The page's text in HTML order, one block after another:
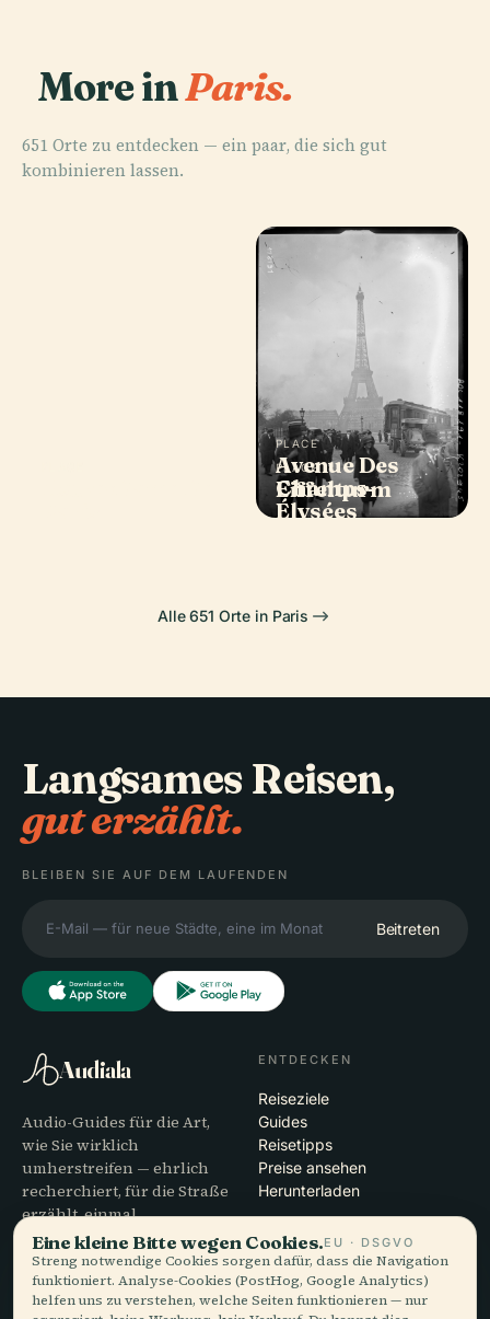
More inParis.
651 Orte zu entdecken — ein paar, die sich gut
kombinieren lassen.
PLACE
Eiffelturm
PLACE
Avenue Des
Champs-
Élysées
Alle 651 Orte in Paris
Langsames Reisen,
gut erzählt.
BLEIBEN SIE AUF DEM LAUFENDEN
Beitreten
Audiala
Audio-Guides für die Art,
wie Sie wirklich
umherstreifen — ehrlich
recherchiert, für die Straße
erzählt, einmal
heruntergeladen.
ENTDECKEN
Reiseziele
Guides
Reisetipps
Preise ansehen
Herunterladen
UNTERNEHMEN HILFE
Eine kleine Bitte wegen Cookies.EU · DSGVO
Streng notwendige Cookies sorgen dafür, dass die Navigation
funktioniert. Analyse-Cookies (PostHog, Google Analytics)
helfen uns zu verstehen, welche Seiten funktionieren — nur